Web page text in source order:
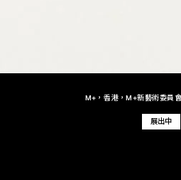
M+，香港，M+新藝術委員
展出中